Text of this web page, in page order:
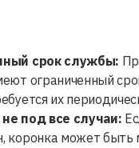
срок службы:
ограниченный
их
под все случаи:
коронка может быть